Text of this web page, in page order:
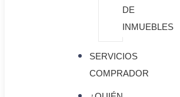
DE
INMUEBLES
SERVICIOS
COMPRADOR